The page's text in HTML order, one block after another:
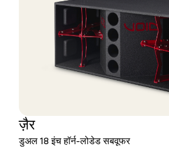
ज़ैर
डुअल 18 इंच हॉर्न-लोडेड सबवूफर